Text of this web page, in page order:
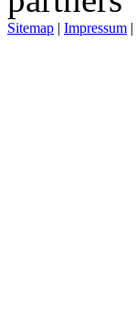
Sitemap | Impressum |